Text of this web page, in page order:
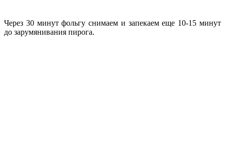
Через 30 минут фольгу снимаем и запекаем еще 10-15 минут
до зарумянивания пирога.